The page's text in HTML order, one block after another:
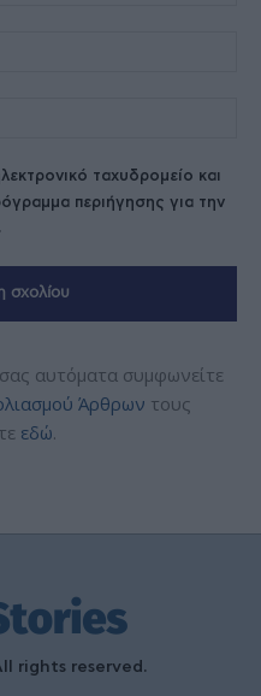
ταχυδρομείο και
περιήγησης για την
αυτόματα συμφωνείτε
Άρθρων τους
εδώ.
rights reserved.